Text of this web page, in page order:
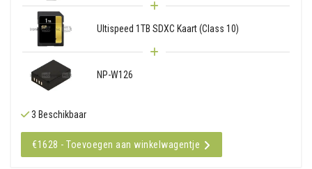
Ultispeed 1TB SDXC Kaart (Class 10)
NP-W126
3 Beschikbaar
€1628 - Toevoegen aan winkelwagentje